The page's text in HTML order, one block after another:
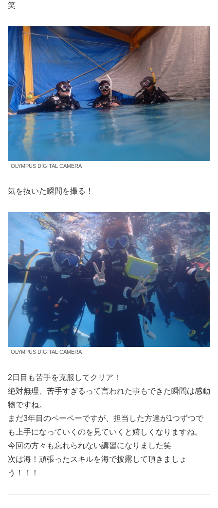
笑
OLYMPUS DIGITAL CAMERA
気を抜いた瞬間を撮る！
OLYMPUS DIGITAL CAMERA
2日目も苦手を克服してクリア！
絶対無理、苦手すぎるって言われた事もできた瞬間は感動
物ですね。
まだ3年目のペーペーですが、担当した方達が1つずつで
も上手になっていくのを見ていくと嬉しくなりますね。
今回の方々も忘れられない講習になりました笑
次は海！頑張ったスキルを海で披露して頂きましょ
う！！！